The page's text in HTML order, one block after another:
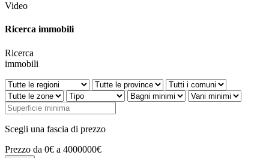
Video
Ricerca immobili
Ricerca
immobili
Scegli una fascia di prezzo
Prezzo da 0€ a 4000000€